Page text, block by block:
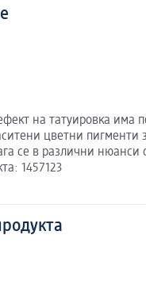
на татуировка има
цветни
се в различни
1457123